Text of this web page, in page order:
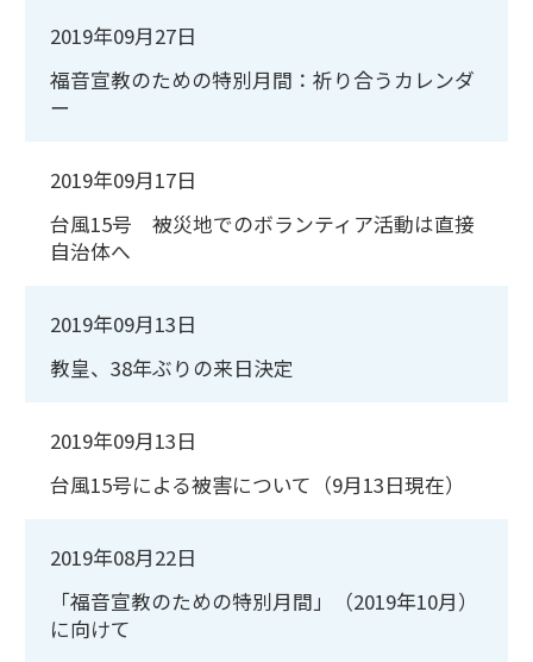
2019年09月27日
福音宣教のための特別月間：祈り合うカレンダ
ー
2019年09月17日
台風15号 被災地でのボランティア活動は直接
自治体へ
2019年09月13日
教皇、38年ぶりの来日決定
2019年09月13日
台風15号による被害について（9月13日現在）
2019年08月22日
「福音宣教のための特別月間」（2019年10月）
に向けて